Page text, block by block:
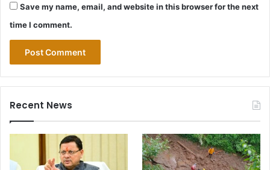
Save my name, email, and website in this browser for the next
time I comment.
Recent News